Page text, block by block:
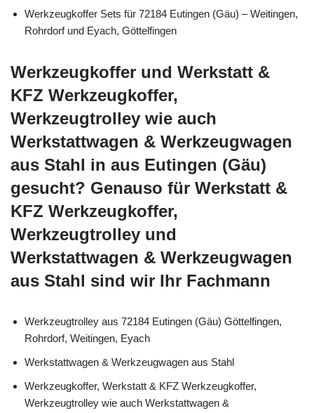
Werkzeugkoffer Sets für 72184 Eutingen (Gäu) – Weitingen,
Rohrdorf und Eyach, Göttelfingen
Werkzeugkoffer und Werkstatt &
KFZ Werkzeugkoffer,
Werkzeugtrolley wie auch
Werkstattwagen & Werkzeugwagen
aus Stahl in aus Eutingen (Gäu)
gesucht? Genauso für Werkstatt &
KFZ Werkzeugkoffer,
Werkzeugtrolley und
Werkstattwagen & Werkzeugwagen
aus Stahl sind wir Ihr Fachmann
Werkzeugtrolley aus 72184 Eutingen (Gäu) Göttelfingen,
Rohrdorf, Weitingen, Eyach
Werkstattwagen & Werkzeugwagen aus Stahl
Werkzeugkoffer, Werkstatt & KFZ Werkzeugkoffer,
Werkzeugtrolley wie auch Werkstattwagen &